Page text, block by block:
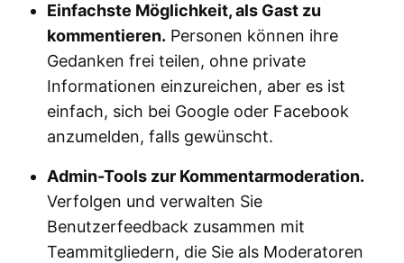
Einfachste Möglichkeit, als Gast zu
kommentieren. Personen können ihre
Gedanken frei teilen, ohne private
Informationen einzureichen, aber es ist
einfach, sich bei Google oder Facebook
anzumelden, falls gewünscht.
Admin-Tools zur Kommentarmoderation.
Verfolgen und verwalten Sie
Benutzerfeedback zusammen mit
Teammitgliedern, die Sie als Moderatoren